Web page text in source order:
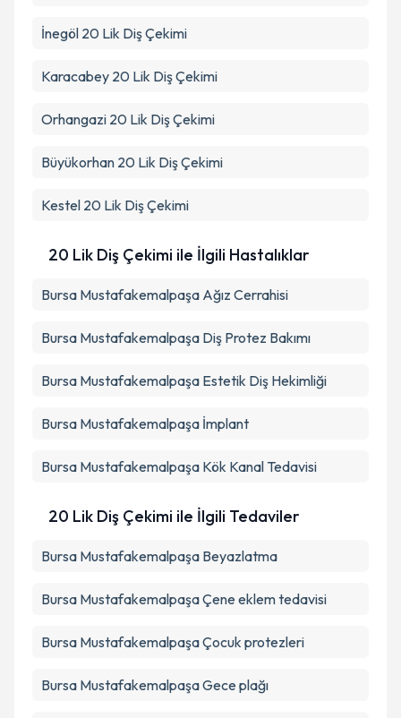
İnegöl 20 Lik Diş Çekimi
Karacabey 20 Lik Diş Çekimi
Orhangazi 20 Lik Diş Çekimi
Büyükorhan 20 Lik Diş Çekimi
Kestel 20 Lik Diş Çekimi
20 Lik Diş Çekimi ile İlgili Hastalıklar
Bursa Mustafakemalpaşa Ağız Cerrahisi
Bursa Mustafakemalpaşa Diş Protez Bakımı
Bursa Mustafakemalpaşa Estetik Diş Hekimliği
Bursa Mustafakemalpaşa İmplant
Bursa Mustafakemalpaşa Kök Kanal Tedavisi
20 Lik Diş Çekimi ile İlgili Tedaviler
Bursa Mustafakemalpaşa Beyazlatma
Bursa Mustafakemalpaşa Çene eklem tedavisi
Bursa Mustafakemalpaşa Çocuk protezleri
Bursa Mustafakemalpaşa Gece plağı